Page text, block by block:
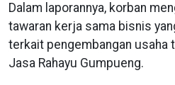
Dalam laporannya, korban
tawaran kerja sama bisnis
terkait pengembangan usaha
Jasa Rahayu Gumpueng.